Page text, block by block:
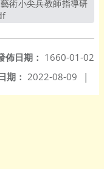
另開新視窗
佈日期： 1660-01-02
期： 2022-08-09 |